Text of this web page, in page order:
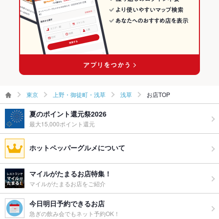
浅草の和食ランキング
東京 上野・御徒町・浅草 浅草 お店TOP
夏のポイント還元祭2026
最大15,000ポイント還元
ホットペッパーグルメについて
マイルがたまるお店特集！
マイルがたまるお店をご紹介
今日明日予約できるお店
急ぎの飲み会でもネット予約OK！